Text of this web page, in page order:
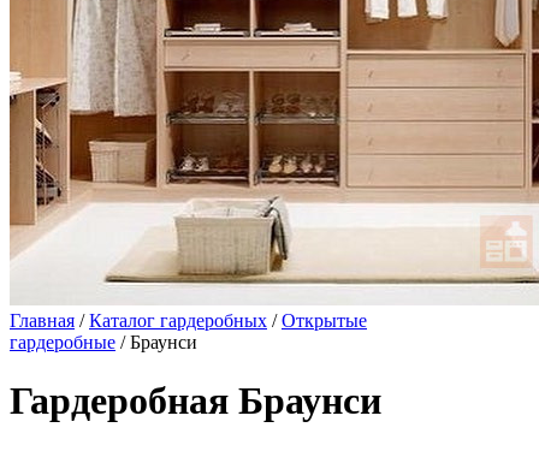
Главная /Каталог гардеробных /Открытые
гардеробные / Браунси
Гардеробная Браунси